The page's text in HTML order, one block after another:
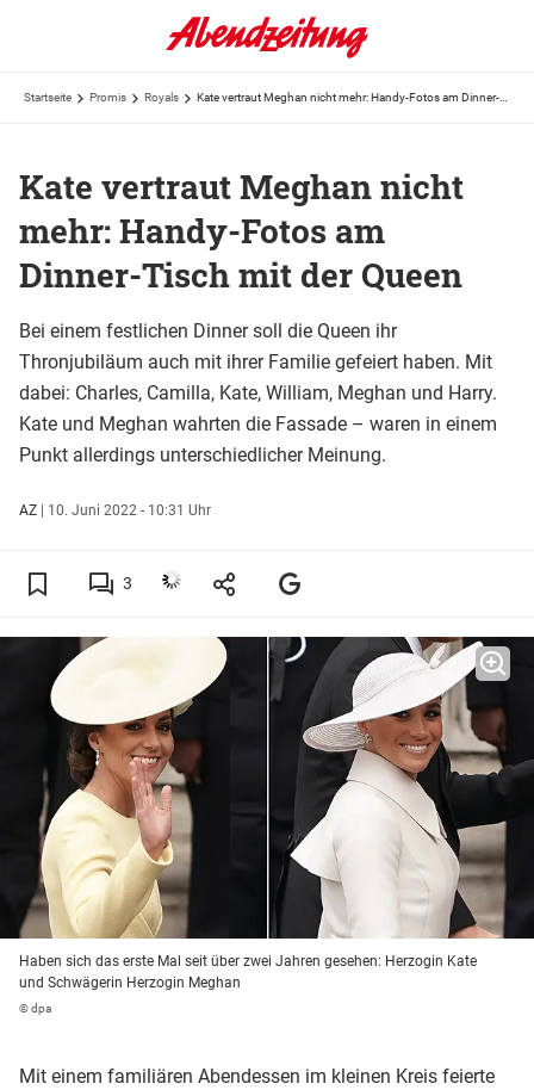
Startseite Promis Royals
Kate vertraut Meghan nicht
mehr: Handy-Fotos am
Dinner-Tisch mit der Queen
Bei einem festlichen Dinner soll die Queen ihr
Thronjubiläum auch mit ihrer Familie gefeiert haben. Mit
dabei: Charles, Camilla, Kate, William, Meghan und Harry.
Kate und Meghan wahrten die Fassade – waren in einem
Punkt allerdings unterschiedlicher Meinung.
AZ | 10. Juni 2022 - 10:31 Uhr
3
Haben sich das erste Mal seit über zwei Jahren gesehen: Herzogin Kate
und Schwägerin Herzogin Meghan
© dpa
Mit einem familiären Abendessen im kleinen Kreis feierte